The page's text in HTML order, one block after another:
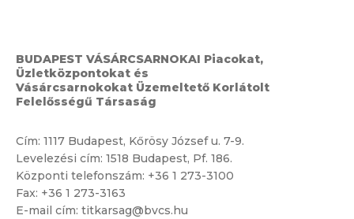
BUDAPEST VÁSÁRCSARNOKAI Piacokat,
Üzletközpontokat és
Vásárcsarnokokat Üzemeltető Korlátolt
Felelősségű Társaság
Cím: 1117 Budapest, Kőrösy József u. 7-9.
Levelezési cím: 1518 Budapest, Pf. 186.
Központi telefonszám: +36 1 273-3100
Fax: +36 1 273-3163
E-mail cím: titkarsag@bvcs.hu